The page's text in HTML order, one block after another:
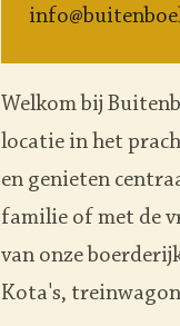
Welkom bij
locatie in het
en genieten
familie of met de
van onze
Kota's,